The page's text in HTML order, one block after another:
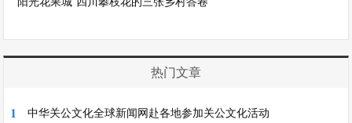
热门文章
1 中华关公文化全球新闻网赴各地参加关公文化活动